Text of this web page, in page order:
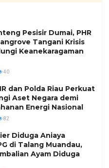
Pesisir Dumai, PHR
Tangani Krisis
Keanekaragaman
40
dan Polda Riau Perkuat
Aset Negara demi
Energi Nasional
82
Diduga Aniaya
di Talang Muandau,
Ayam Diduga